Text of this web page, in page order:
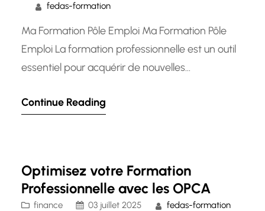
fedas-formation
Ma Formation Pôle Emploi Ma Formation Pôle
Emploi La formation professionnelle est un outil
essentiel pour acquérir de nouvelles
perfectionner dans un domaine spécifique. Pour
pour se qualifier et augmenter ses chances sur
le…
Continue Reading
Optimisez votre Formation
Professionnelle avec les OPCA
finance 03 juillet 2025 fedas-formation